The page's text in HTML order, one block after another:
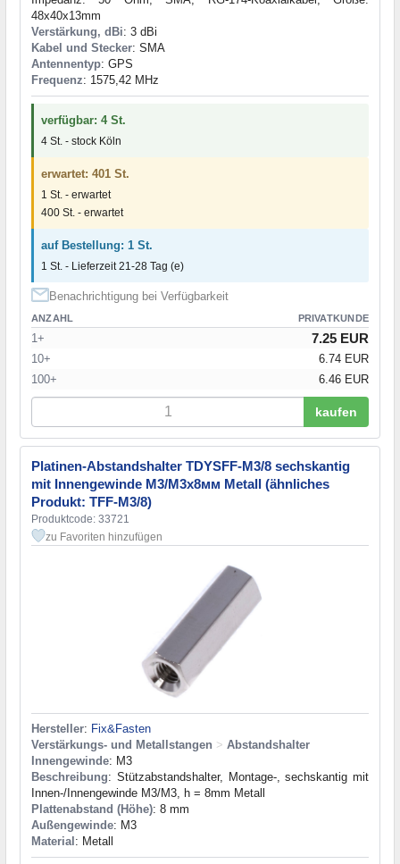
48x40x13mm
Verstärkung, dBi: 3 dBi
Kabel und Stecker: SMA
Antennentyp: GPS
Frequenz: 1575,42 MHz
verfügbar: 4 St.
4 St. - stock Köln
erwartet: 401 St.
1 St. - erwartet
400 St. - erwartet
auf Bestellung: 1 St.
1 St. - Lieferzeit 21-28 Tag (e)
Benachrichtigung bei Verfügbarkeit
ANZAHL PRIVATKUNDE
1+ 7.25 EUR
10+
6.74 EUR
100+
6.46 EUR
kaufen
Platinen-Abstandshalter TDYSFF-M3/8 sechskantig
mit Innengewinde М3/М3х8мм Metall (ähnliches
Produkt: TFF-M3/8)
Produktcode: 33721
zu Favoriten hinzufügen
Hersteller: Fix&Fasten
Verstärkungs- und Metallstangen > Abstandshalter
Innengewinde: M3
Beschreibung: Stützabstandshalter, Montage-, sechskantig mit
Innen-/Innengewinde M3/M3, h = 8mm Metall
Plattenabstand (Höhe): 8 mm
Außengewinde: M3
Material: Metall